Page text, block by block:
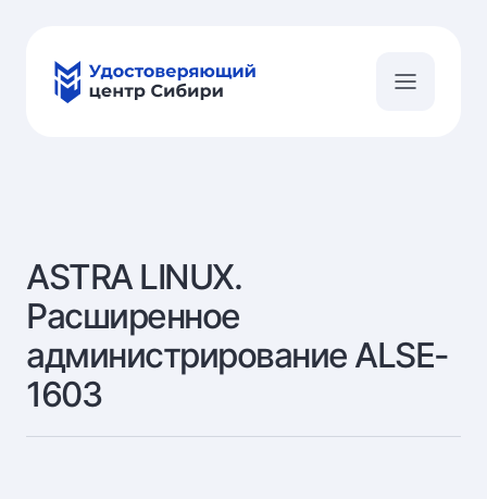
ASTRA LINUX.
Расширенное
администрирование ALSE-
1603